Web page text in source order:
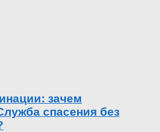
зачем
спасения без